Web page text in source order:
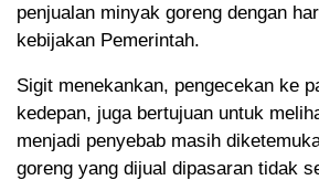
penjualan minyak goreng dengan
kebijakan Pemerintah.
Sigit menekankan, pengecekan ke
kedepan, juga bertujuan untuk
menjadi penyebab masih
goreng yang dijual dipasaran tidak